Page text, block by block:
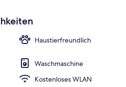
Speisen im Freien
Haustierfreundlich
Waschmaschine
Kostenloses WLAN